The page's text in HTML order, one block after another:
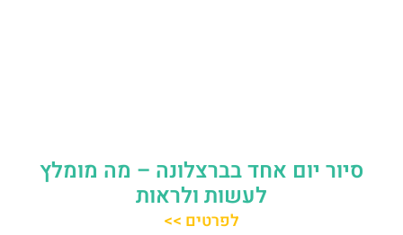
סיור יום אחד בברצלונה – מה מומלץ
לעשות ולראות
לפרטים >>